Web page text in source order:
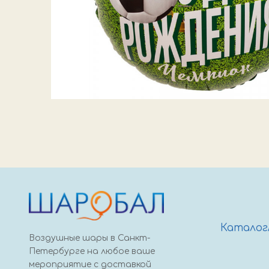
Воздушные шары в Санкт-
Петербурге на любое ваше
мероприятие с доставкой
Каталог